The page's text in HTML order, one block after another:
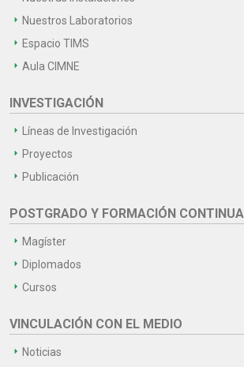
Nuestros Laboratorios
Espacio TIMS
Aula CIMNE
INVESTIGACIÓN
Líneas de Investigación
Proyectos
Publicación
POSTGRADO Y FORMACIÓN CONTINUA
Magíster
Diplomados
Cursos
VINCULACIÓN CON EL MEDIO
Noticias